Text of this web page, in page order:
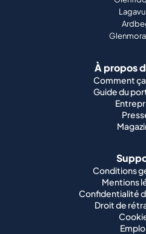
À propos
Comment
Guide du
Conditions
Mentions
Confidentialité
Droit de